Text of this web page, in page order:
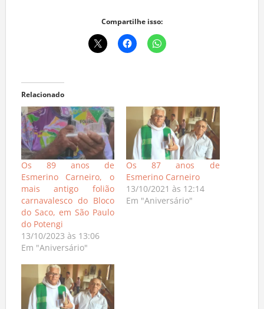
Compartilhe isso:
Relacionado
Os 89 anos de
Esmerino Carneiro, o
mais antigo folião
carnavalesco do Bloco
do Saco, em São Paulo
do Potengi
13/10/2023 às 13:06
Em "Aniversário"
Os 87 anos de
Esmerino Carneiro
13/10/2021 às 12:14
Em "Aniversário"